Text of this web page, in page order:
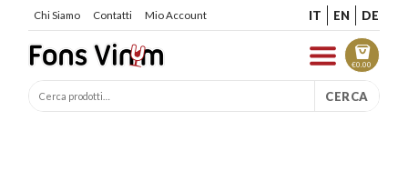
Chi Siamo Contatti Mio Account IT EN DE
€0.00
CERCA